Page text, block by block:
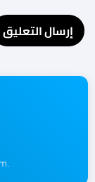
.Click to chat directly via Telegram